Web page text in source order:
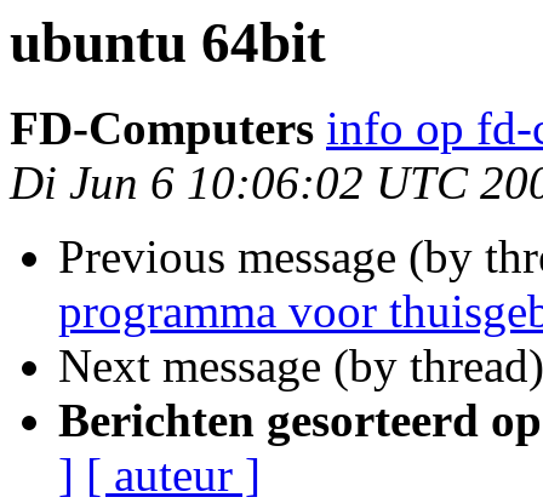
ubuntu 64bit
FD-Computers info op fd-
Di Jun 6 10:06:02 UTC
Previous message (by
programma voor
Next message (by
Berichten gesorteerd
] [ auteur ]